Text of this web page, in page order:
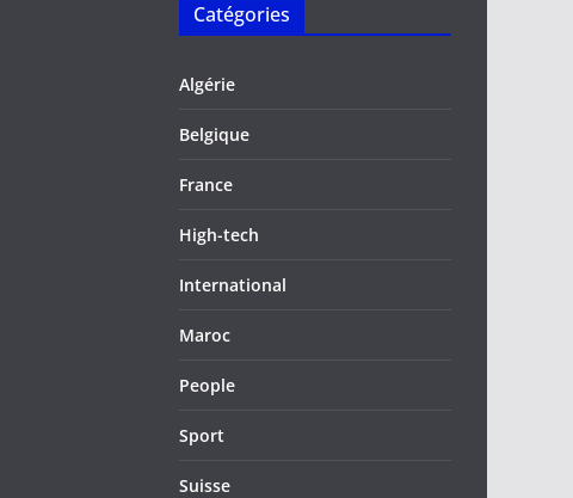
Catégories
Algérie
Belgique
France
High-tech
International
Maroc
People
Sport
Suisse